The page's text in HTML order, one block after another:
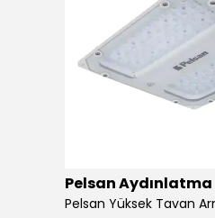
Pelsan Aydınlatma
Pelsan Yüksek Tavan